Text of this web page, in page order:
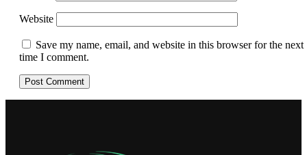
Website
Save my name, email, and website in this browser for the next
time I comment.